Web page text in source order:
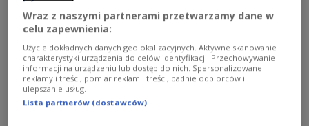
Wraz z naszymi partnerami przetwarzamy dane w
celu zapewnienia:
Użycie dokładnych danych geolokalizacyjnych. Aktywne skanowanie
charakterystyki urządzenia do celów identyfikacji. Przechowywanie
informacji na urządzeniu lub dostęp do nich. Spersonalizowane
reklamy i treści, pomiar reklam i treści, badnie odbiorców i
ulepszanie usług.
Lista partnerów (dostawców)